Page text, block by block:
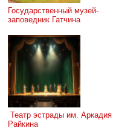
Государственный музей-
заповедник Гатчина
Райкина